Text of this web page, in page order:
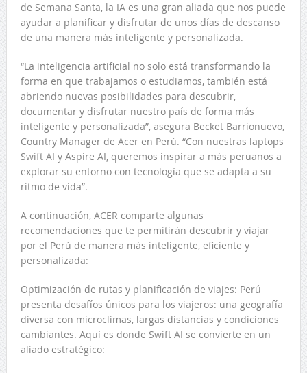
de Semana Santa, la IA es una gran aliada que nos puede
ayudar a planificar y disfrutar de unos días de descanso
de una manera más inteligente y personalizada.
“La inteligencia artificial no solo está transformando la
forma en que trabajamos o estudiamos, también está
abriendo nuevas posibilidades para descubrir,
documentar y disfrutar nuestro país de forma más
inteligente y personalizada”, asegura Becket Barrionuevo,
Country Manager de Acer en Perú. “Con nuestras laptops
Swift AI y Aspire AI, queremos inspirar a más peruanos a
explorar su entorno con tecnología que se adapta a su
ritmo de vida”.
A continuación, ACER comparte algunas
recomendaciones que te permitirán descubrir y viajar
por el Perú de manera más inteligente, eficiente y
personalizada:
Optimización de rutas y planificación de viajes: Perú
presenta desafíos únicos para los viajeros: una geografía
diversa con microclimas, largas distancias y condiciones
cambiantes. Aquí es donde Swift AI se convierte en un
aliado estratégico: